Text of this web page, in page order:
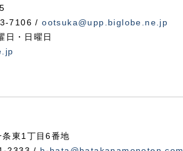
7106 /ootsuka@upp.biglobe.ne.jp
日・日曜日
東1丁目6番地